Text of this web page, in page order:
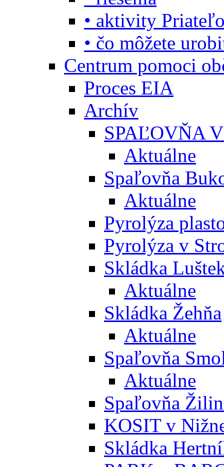
• aktivity
• čo môžete
Centrum pomoci
Proces EIA
Archív
SPAĽOVŇA
Aktuálne
Spaľovňa
Aktuálne
Pyrolýza
Pyrolýza v
Skládka
Aktuálne
Skládka Žehňa
Aktuálne
Spaľovňa
Aktuálne
Spaľovňa
KOSIT v
Skládka